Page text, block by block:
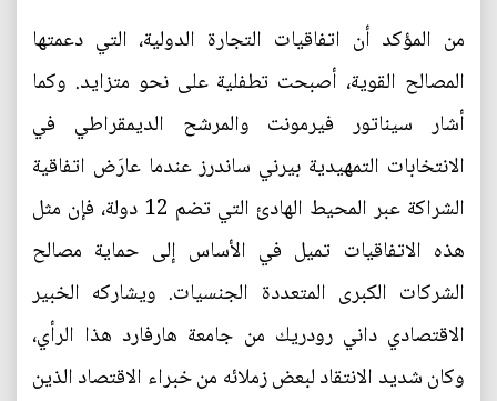
من المؤكد أن اتفاقيات التجارة الدولية، التي دعمتها
المصالح القوية، أصبحت تطفلية على نحو متزايد. وكما
أشار سيناتور فيرمونت والمرشح الديمقراطي في
الانتخابات التمهيدية بيرني ساندرز عندما عارَض اتفاقية
الشراكة عبر المحيط الهادئ التي تضم 12 دولة، فإن مثل
هذه الاتفاقيات تميل في الأساس إلى حماية مصالح
الشركات الكبرى المتعددة الجنسيات. ويشاركه الخبير
الاقتصادي داني رودريك من جامعة هارفارد هذا الرأي،
وكان شديد الانتقاد لبعض زملائه من خبراء الاقتصاد الذين